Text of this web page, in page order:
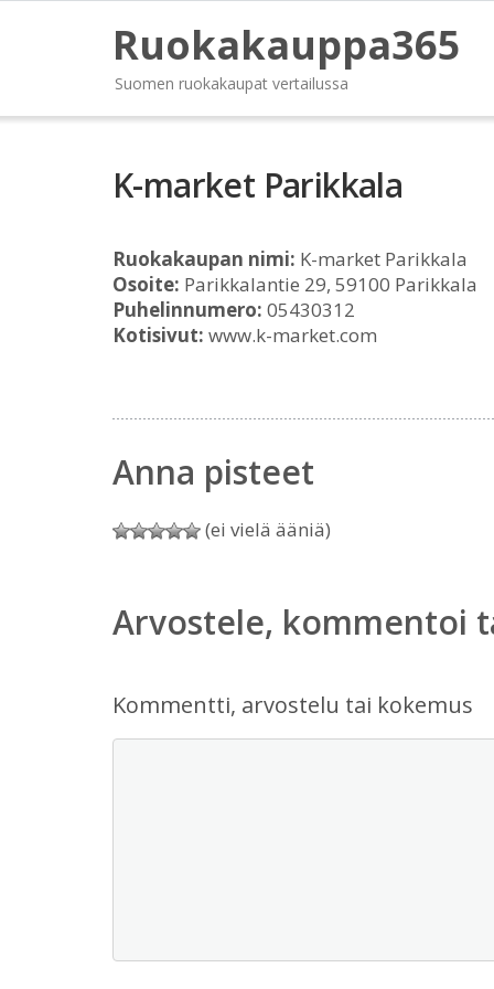
Ruokakauppa365
Suomen ruokakaupat vertailussa
K-market Parikkala
Ruokakaupan nimi: K-market Parikkala
Osoite: Parikkalantie 29, 59100 Parikkala
Puhelinnumero: 05430312
Kotisivut: www.k-market.com
Anna pisteet
(ei vielä ääniä)
Arvostele, kommentoi
Kommentti, arvostelu tai kokemus